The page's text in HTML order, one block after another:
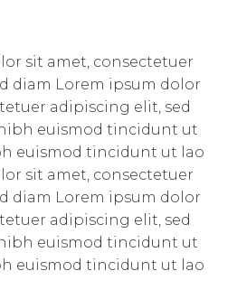
sit amet, consectetuer
diam Lorem ipsum dolor
adipiscing elit, sed
euismod tincidunt ut
euismod tincidunt ut lao
sit amet, consectetuer
diam Lorem ipsum dolor
adipiscing elit, sed
euismod tincidunt ut
euismod tincidunt ut lao